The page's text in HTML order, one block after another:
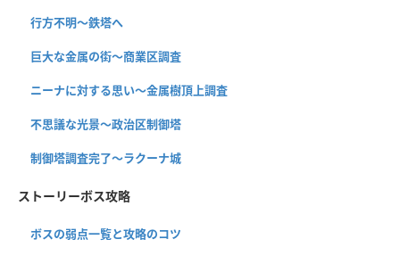
行方不明〜鉄塔へ
巨大な金属の街〜商業区調査
ニーナに対する思い〜金属樹頂上調査
不思議な光景〜政治区制御塔
制御塔調査完了〜ラクーナ城
ストーリーボス攻略
ボスの弱点一覧と攻略のコツ